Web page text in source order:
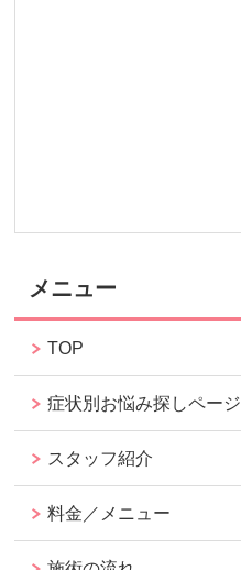
メニュー
TOP
症状別お悩み探しページ
スタッフ紹介
料金／メニュー